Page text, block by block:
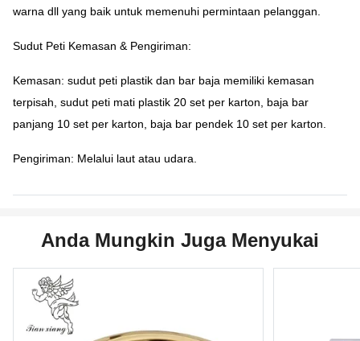
warna dll yang baik untuk memenuhi permintaan pelanggan.
Sudut Peti Kemasan & Pengiriman:
Kemasan: sudut peti plastik dan bar baja memiliki kemasan
terpisah, sudut peti mati plastik 20 set per karton, baja bar
panjang 10 set per karton, baja bar pendek 10 set per karton.
Pengiriman: Melalui laut atau udara.
Anda Mungkin Juga Menyukai